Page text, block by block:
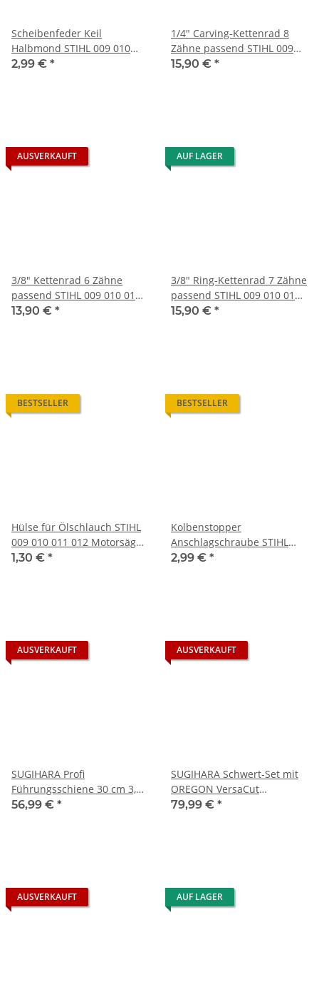
Scheibenfeder Keil
Halbmond STIHL 009 010
011 012 015
2,99 € *
1/4" Carving-Kettenrad 8
Zähne passend STIHL 009
010 011 012 m. Nadellager
15,90 € *
AUSVERKAUFT
3/8" Kettenrad 6 Zähne
passend STIHL 009 010 011
012 m. Nadellager
13,90 € *
AUF LAGER
3/8" Ring-Kettenrad 7 Zähne
passend STIHL 009 010 011
012 m. Nadellager
15,90 € *
BESTSELLER
Hülse für Ölschlauch STIHL
009 010 011 012 Motorsäge
Kettensäge
1,30 € *
BESTSELLER
Kolbenstopper
Anschlagschraube STIHL
009 010 011 012
2,99 € *
AUSVERKAUFT
SUGIHARA Profi
Führungsschiene 30 cm 3,8
Low Pro 1,3 mm 44 TG SL2U-
56,99 € *
AUSVERKAUFT
SUGIHARA Schwert-Set mit
OREGON VersaCut
Sägeketten 30 cm 3/8" LP 1,3
79,99 € *
AUSVERKAUFT AUF LAGER